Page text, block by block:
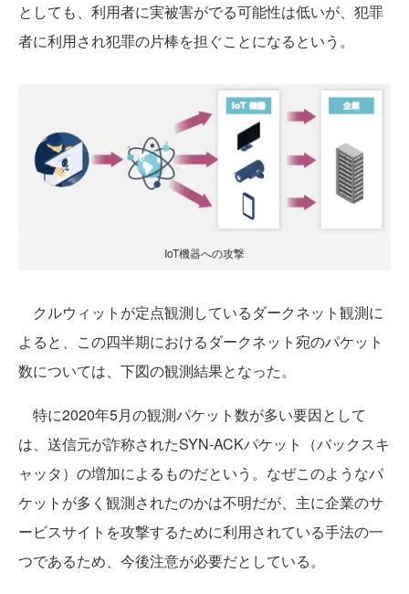
としても、利用者に実被害がでる可能性は低いが、犯罪
者に利用され犯罪の片棒を担ぐことになるという。
IoT機器への攻撃
クルウィットが定点観測しているダークネット観測に
よると、この四半期におけるダークネット宛のパケット
数については、下図の観測結果となった。
特に2020年5月の観測パケット数が多い要因として
は、送信元が詐称されたSYN-ACKパケット（バックスキ
ャッタ）の増加によるものだという。なぜこのようなパ
ケットが多く観測されたのかは不明だが、主に企業のサ
ービスサイトを攻撃するために利用されている手法の一
つであるため、今後注意が必要だとしている。